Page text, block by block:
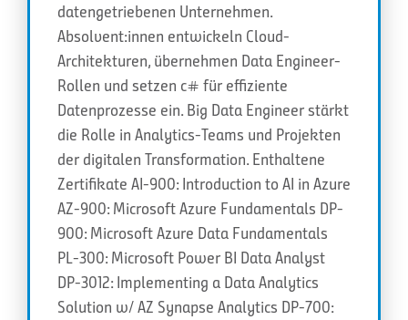
datengetriebenen Unternehmen.
Absolvent:innen entwickeln Cloud-
Architekturen, übernehmen Data Engineer-
Rollen und setzen c# für effiziente
Datenprozesse ein. Big Data Engineer stärkt
die Rolle in Analytics-Teams und Projekten
der digitalen Transformation. Enthaltene
Zertifikate AI-900: Introduction to AI in Azure
AZ-900: Microsoft Azure Fundamentals DP-
900: Microsoft Azure Data Fundamentals
PL-300: Microsoft Power BI Data Analyst
DP-3012: Implementing a Data Analytics
Solution w/ AZ Synapse Analytics DP-700: